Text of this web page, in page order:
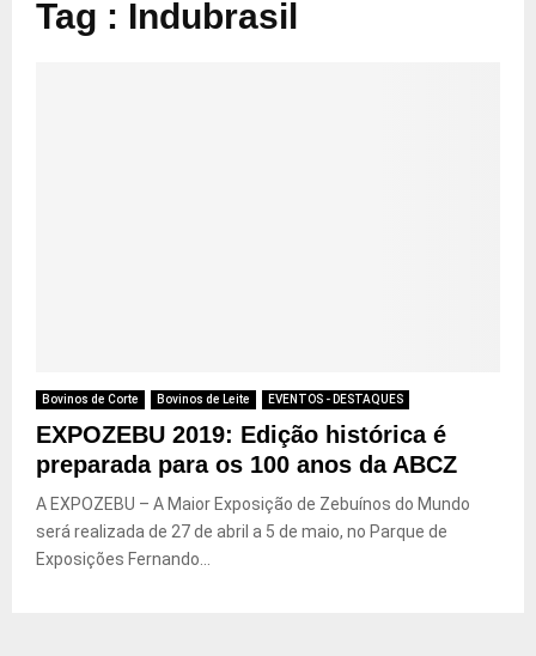
Tag : Indubrasil
Bovinos de Corte Bovinos de Leite EVENTOS - DESTAQUES
EXPOZEBU 2019: Edição histórica é
preparada para os 100 anos da ABCZ
A EXPOZEBU – A Maior Exposição de Zebuínos do Mundo
será realizada de 27 de abril a 5 de maio, no Parque de
Exposições Fernando...